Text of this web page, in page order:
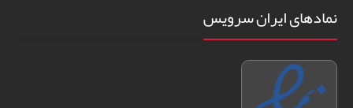
نمادهای ایران سرویس